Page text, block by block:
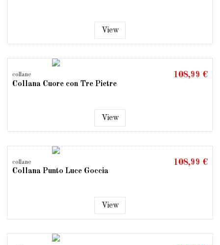
View
collane
Collana Cuore con Tre Pietre
108,99 €
View
collane
Collana Punto Luce Goccia
108,99 €
View